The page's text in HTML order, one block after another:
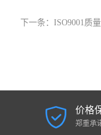
下一条： ISO9001质
价格
郑重承